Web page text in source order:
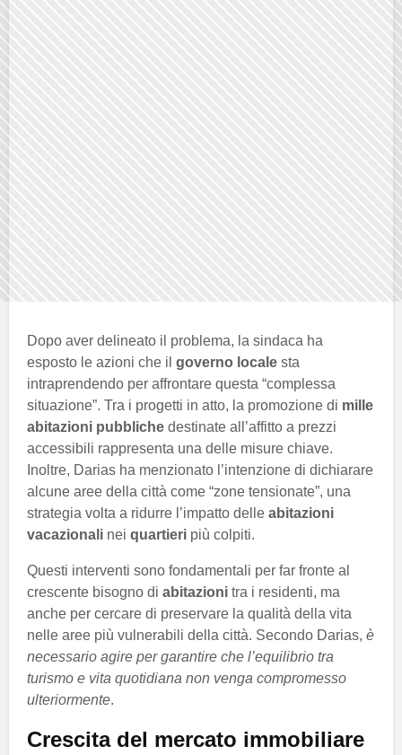
Dopo aver delineato il problema, la sindaca ha
esposto le azioni che il governo locale sta
intraprendendo per affrontare questa “complessa
situazione”. Tra i progetti in atto, la promozione di mille
abitazioni pubbliche destinate all’affitto a prezzi
accessibili rappresenta una delle misure chiave.
Inoltre, Darias ha menzionato l’intenzione di dichiarare
alcune aree della città come “zone tensionate”, una
strategia volta a ridurre l’impatto delle abitazioni
vacazionali nei quartieri più colpiti.
Questi interventi sono fondamentali per far fronte al
crescente bisogno di abitazioni tra i residenti, ma
anche per cercare di preservare la qualità della vita
nelle aree più vulnerabili della città. Secondo Darias, è
necessario agire per garantire che l’equilibrio tra
turismo e vita quotidiana non venga compromesso
ulteriormente.
Crescita del mercato immobiliare